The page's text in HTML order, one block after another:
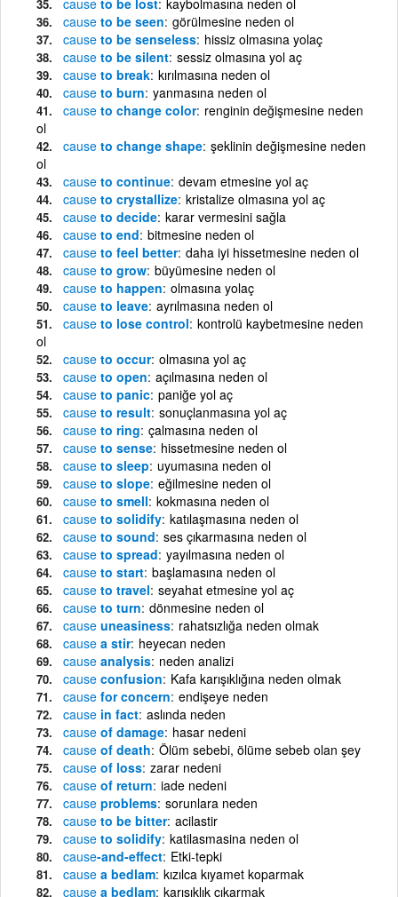
cause to be seen görülmesine neden ol
cause to be senseless hissiz olmasına yolaç
cause to be silent sessiz olmasına yol aç
cause to break kırılmasına neden ol
cause to burn yanmasına neden ol
cause to change color renginin değişmesine neden
ol
cause to change shape şeklinin değişmesine neden
ol
cause to continue devam etmesine yol aç
cause to crystallize kristalize olmasına yol aç
cause to decide karar vermesini sağla
cause to end bitmesine neden ol
cause to feel better daha iyi hissetmesine neden ol
cause to grow büyümesine neden ol
cause to happen olmasına yolaç
cause to leave ayrılmasına neden ol
cause to lose control kontrolü kaybetmesine neden
ol
cause to occur olmasına yol aç
cause to open açılmasına neden ol
cause to panic paniğe yol aç
cause to result sonuçlanmasına yol aç
cause to ring çalmasına neden ol
cause to sense hissetmesine neden ol
cause to sleep uyumasına neden ol
cause to slope eğilmesine neden ol
cause to smell kokmasına neden ol
cause to solidify katılaşmasına neden ol
cause to sound ses çıkarmasına neden ol
cause to spread yayılmasına neden ol
cause to start başlamasına neden ol
cause to travel seyahat etmesine yol aç
cause to turn dönmesine neden ol
cause uneasiness rahatsızlığa neden olmak
cause a stir heyecan neden
cause analysis neden analizi
cause confusion Kafa karışıklığına neden olmak
cause for concern endişeye neden
cause in fact aslında neden
cause of damage hasar nedeni
cause of death Ölüm sebebi, ölüme sebeb olan şey
cause of loss zarar nedeni
cause of return iade nedeni
cause problems sorunlara neden
cause to be bitter acilastir
cause to solidify katilasmasina neden ol
cause-and-effect Etki-tepki
cause a bedlam kızılca kıyamet koparmak
cause a bedlam karışıklık çıkarmak